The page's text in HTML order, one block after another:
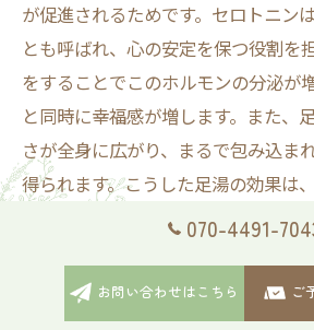
が促進されるためです。セロトニン
とも呼ばれ、心の安定を保つ役割を
をすることでこのホルモンの分泌が
と同時に幸福感が増します。また、
さが全身に広がり、まるで包み込ま
得られます。こうした足湯の効果は
トするだけでなく、日常生活にも良
足湯で心を癒すための環境作り
070-4491-
お問い合わせはこちら ご